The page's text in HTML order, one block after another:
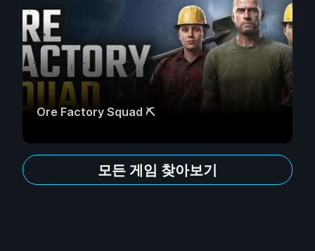
Ore Factory Squad ⛏️
모든 게임 찾아보기